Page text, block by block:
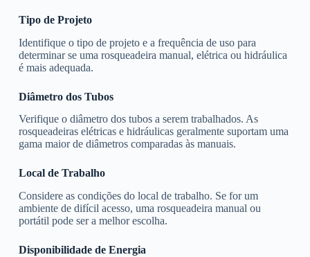
Tipo de Projeto
Identifique o tipo de projeto e a frequência de uso para
determinar se uma rosqueadeira manual, elétrica ou hidráulica
é mais adequada.
Diâmetro dos Tubos
Verifique o diâmetro dos tubos a serem trabalhados. As
rosqueadeiras elétricas e hidráulicas geralmente suportam uma
gama maior de diâmetros comparadas às manuais.
Local de Trabalho
Considere as condições do local de trabalho. Se for um
ambiente de difícil acesso, uma rosqueadeira manual ou
portátil pode ser a melhor escolha.
Disponibilidade de Energia